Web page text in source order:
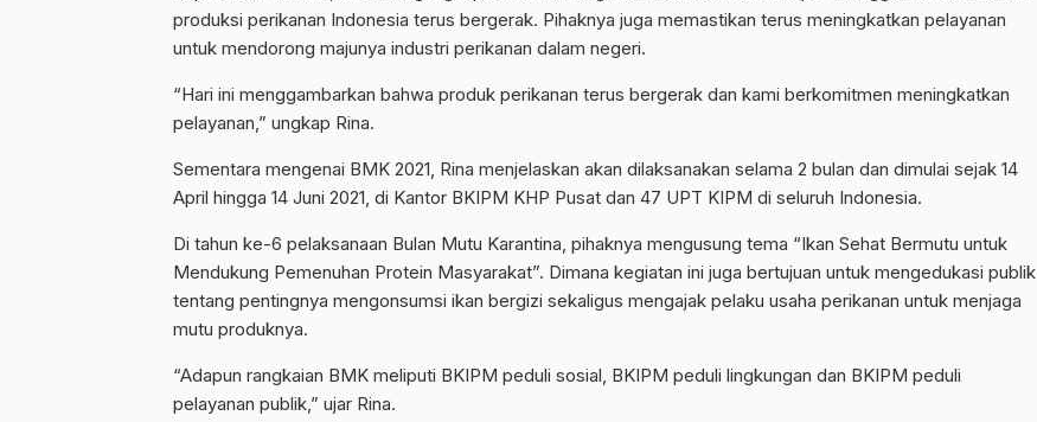
produksi perikanan Indonesia terus bergerak. Pihaknya juga memastikan terus meningkatkan pelayanan
untuk mendorong majunya industri perikanan dalam negeri.
“Hari ini menggambarkan bahwa produk perikanan terus bergerak dan kami berkomitmen meningkatkan
pelayanan,” ungkap Rina.
Sementara mengenai BMK 2021, Rina menjelaskan akan dilaksanakan selama 2 bulan dan dimulai sejak 14
April hingga 14 Juni 2021, di Kantor BKIPM KHP Pusat dan 47 UPT KIPM di seluruh Indonesia.
Di tahun ke-6 pelaksanaan Bulan Mutu Karantina, pihaknya mengusung tema “Ikan Sehat Bermutu untuk
Mendukung Pemenuhan Protein Masyarakat”. Dimana kegiatan ini juga bertujuan untuk mengedukasi publik
tentang pentingnya mengonsumsi ikan bergizi sekaligus mengajak pelaku usaha perikanan untuk menjaga
mutu produknya.
“Adapun rangkaian BMK meliputi BKIPM peduli sosial, BKIPM peduli lingkungan dan BKIPM peduli
pelayanan publik,” ujar Rina.